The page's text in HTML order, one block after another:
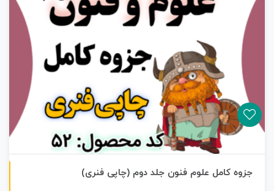
جزوه کامل علوم فنون جلد دوم (چاپی فنری)